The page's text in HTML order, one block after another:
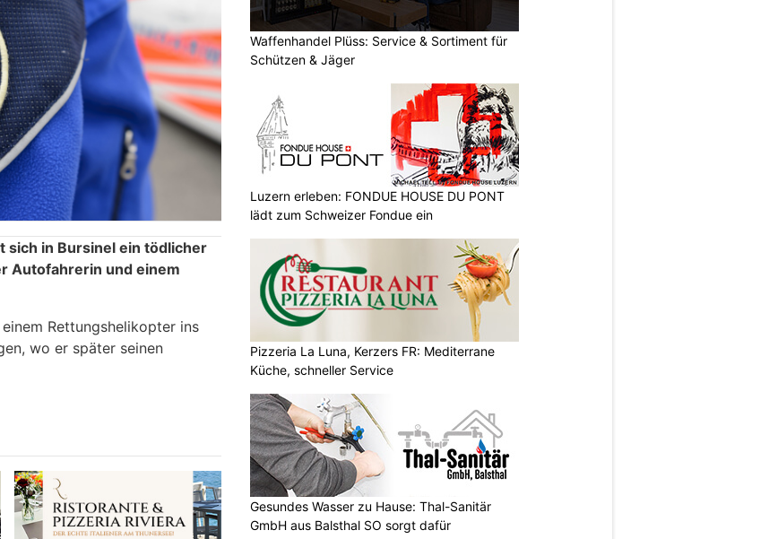
sich in Bursinel ein tödlicher
Autofahrerin und einem
Rettungshelikopter ins
wo er später seinen
Waffenhandel Plüss: Service & Sortiment für
Schützen & Jäger
Luzern erleben: FONDUE HOUSE DU PONT
lädt zum Schweizer Fondue ein
Pizzeria La Luna, Kerzers FR: Mediterrane
Küche, schneller Service
Gesundes Wasser zu Hause: Thal-Sanitär
GmbH aus Balsthal SO sorgt dafür